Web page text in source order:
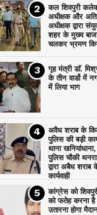
कल शिवपुरी
अधीक्षक और
अधीक्षक द्वारा
शहर के मुख्य
चलकर भ्रमण
गृह मंत्री डाॅ.
के तीन वार्डो में
में लिया भाग
अवैध शराब के
पुलिस की बड़ी
थाना
पुलिस चौकी
द्वारा अबैध
कार्यवाही
कांग्रेस को
को फतेह करना है
उतारना होगा